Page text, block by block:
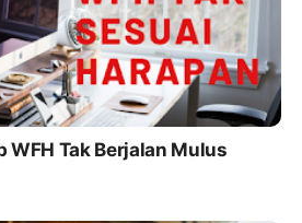
WFH Tak Berjalan Mulus